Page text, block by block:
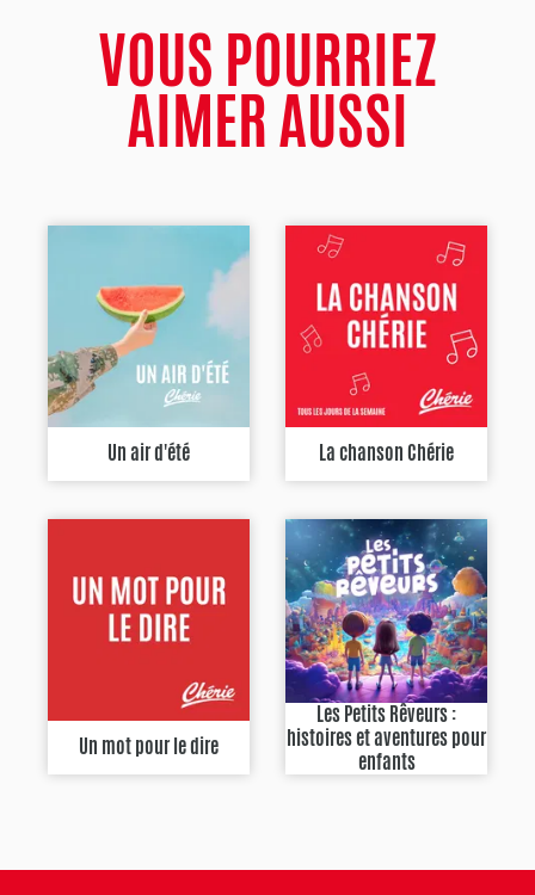
VOUS POURRIEZ
AIMER AUSSI
Un air d'été La chanson Chérie
Un mot pour le dire
Les Petits Rêveurs :
histoires et aventures pour
enfants